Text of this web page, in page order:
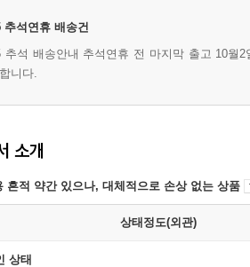
추석연휴 배송건
추석 배송안내 추석연휴 전 마지막 출고 10월
니다.
소개
흔적 약간 있으나, 대체적으로 손상 없는 상품
상태정도(외관)
상태